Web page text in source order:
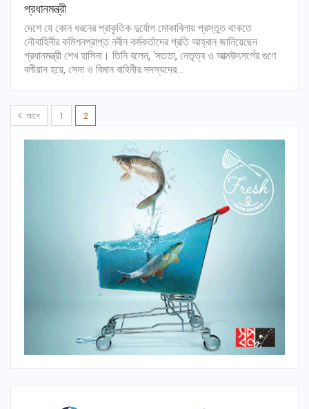
প্রধানমন্ত্রী
দেশে যে কোন ধরনের প্রাকৃতিক দুর্যোগ মোকাবিলায় প্রস্তুত থাকতে
নৌবাহিনীর কমিশনপ্রাপ্ত নবীন কর্মকর্তাদের প্রতি আহ্বান জানিয়েছেন
প্রধানমন্ত্রী শেখ হাসিনা। তিনি বলেন, ‘সততা, নেতৃত্ব ও আত্মউৎসর্গের গুণে
বলীয়ান হয়ে, সেনা ও বিমান বাহিনীর সদস্যদের…
আগে 1 2